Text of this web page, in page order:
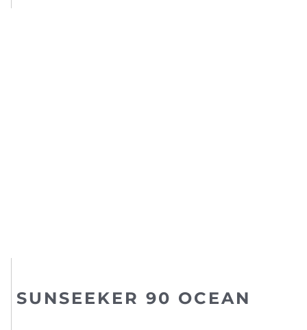
SUNSEEKER 90 OCEAN